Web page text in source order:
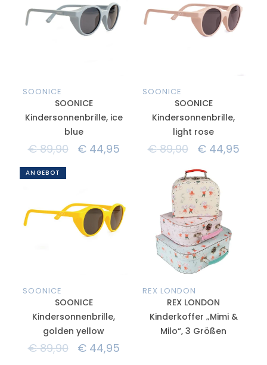
SOONICE
SOONICE
Kindersonnenbrille, ice
blue
€89,90 €44,95
SOONICE
SOONICE
Kindersonnenbrille,
light rose
€89,90 €44,95
ANGEBOT
SOONICE
SOONICE
Kindersonnenbrille,
golden yellow
€89,90 €44,95
REX LONDON
REX LONDON
Kinderkoffer „Mimi &
Milo“, 3 Größen